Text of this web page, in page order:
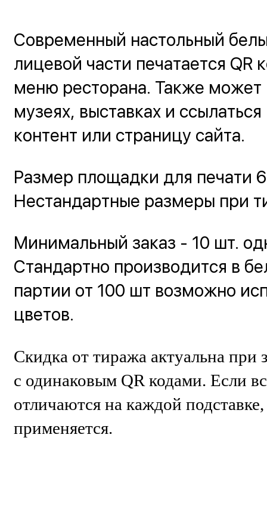
Современный настольный
лицевой части печатается QR
меню ресторана. Также может
музеях, выставках и
контент или страницу сайта.
Размер площадки для печати
Нестандартные размеры при
Минимальный заказ - 10 шт.
Стандартно производится в
партии от 100 шт возможно
цветов.
Скидка от тиража актуальна при
с одинаковым QR кодами. Если
отличаются на каждой
применяется.